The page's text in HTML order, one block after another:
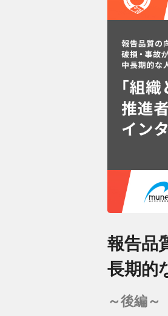
報告品
長期的
～後編～